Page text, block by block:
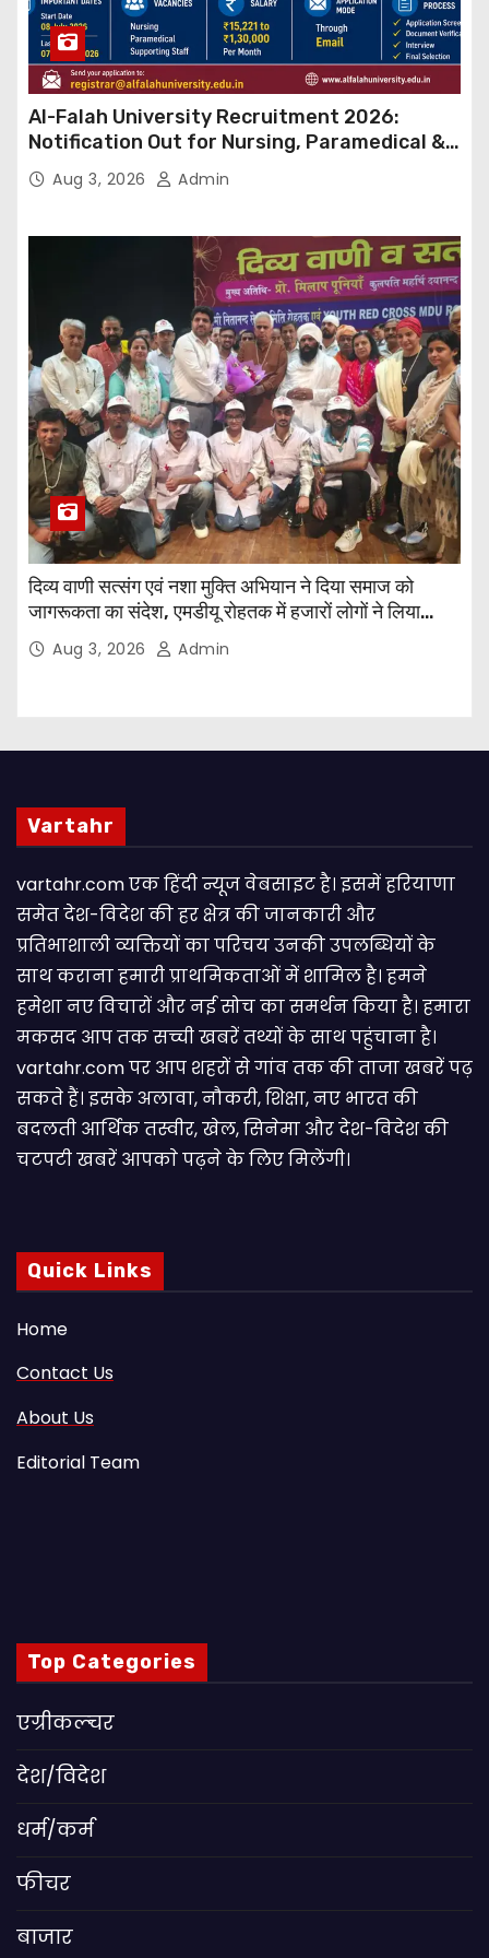
Al-Falah University Recruitment 2026:
Notification Out for Nursing, Paramedical &
Supporting Staff Posts, Apply Through Email
Aug 3, 2026 Admin
दिव्य वाणी सत्संग एवं नशा मुक्ति अभियान ने दिया समाज को
जागरूकता का संदेश, एमडीयू रोहतक में हजारों लोगों ने लिया
संकल्पAug 3, 2026 Admin
Vartahr
vartahr.com एक हिंदी न्यूज वेबसाइट है। इसमें हरियाणा
समेत देश-विदेश की हर क्षेत्र की जानकारी और
प्रतिभाशाली व्यक्तियों का परिचय उनकी उपलब्धियों के
साथ कराना हमारी प्राथमिकताओं में शामिल है। हमने
हमेशा नए विचारों और नई सोच का समर्थन किया है। हमारा
मकसद आप तक सच्ची खबरें तथ्यों के साथ पहुंचाना है।
vartahr.com पर आप शहरों से गांव तक की ताजा खबरें पढ़
सकते हैं। इसके अलावा, नौकरी, शिक्षा, नए भारत की
बदलती आर्थिक तस्वीर, खेल, सिनेमा और देश-विदेश की
चटपटी खबरें आपकाे पढ़ने के लिए मिलेंगी।
Quick Links
Home
Contact Us
About Us
Editorial Team
Top Categories
एग्रीकल्चर
देश/विदेश
धर्म/कर्म
फीचर
बाजार